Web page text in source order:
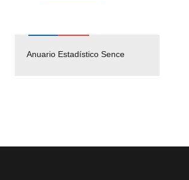
Anuario Estadístico Sence
Solicitud Audiencias y